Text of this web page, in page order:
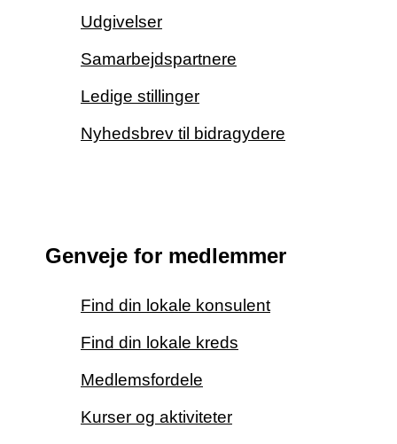
Udgivelser
Samarbejdspartnere
Ledige stillinger
Nyhedsbrev til bidragydere
Genveje for medlemmer
Find din lokale konsulent
Find din lokale kreds
Medlemsfordele
Kurser og aktiviteter